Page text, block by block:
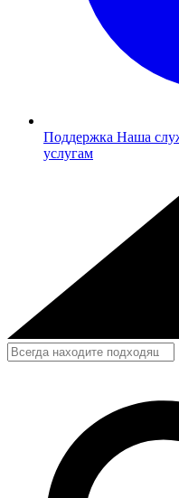
Поддержка Наша
услугам